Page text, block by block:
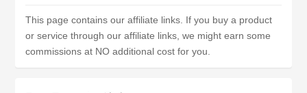
This page contains our affiliate links. If you buy a product
or service through our affiliate links, we might earn some
commissions at NO additional cost for you.